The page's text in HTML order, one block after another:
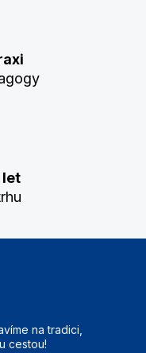
let
na tradici,
cestou!